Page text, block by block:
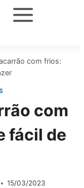
com frios:
com
fácil de
15/03/2023